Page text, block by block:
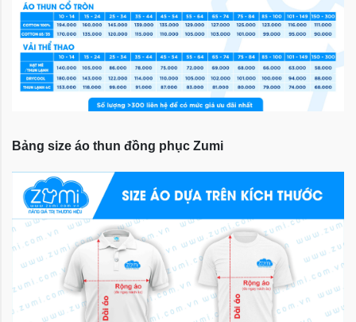
Bảng size áo thun đồng phục Zumi